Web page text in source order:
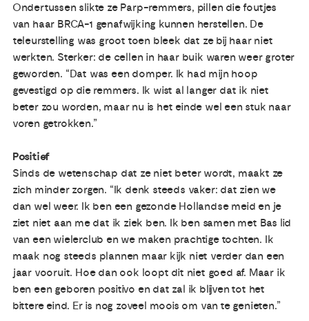
Ondertussen slikte ze Parp-remmers, pillen die foutjes
van haar BRCA-1 genafwijking kunnen herstellen. De
teleurstelling was groot toen bleek dat ze bij haar niet
werkten. Sterker: de cellen in haar buik waren weer groter
geworden. “Dat was een domper. Ik had mijn hoop
gevestigd op die remmers. Ik wist al langer dat ik niet
beter zou worden, maar nu is het einde wel een stuk naar
voren getrokken.”
Positief
Sinds de wetenschap dat ze niet beter wordt, maakt ze
zich minder zorgen. “Ik denk steeds vaker: dat zien we
dan wel weer. Ik ben een gezonde Hollandse meid en je
ziet niet aan me dat ik ziek ben. Ik ben samen met Bas lid
van een wielerclub en we maken prachtige tochten. Ik
maak nog steeds plannen maar kijk niet verder dan een
jaar vooruit. Hoe dan ook loopt dit niet goed af. Maar ik
ben een geboren positivo en dat zal ik blijven tot het
bittere eind. Er is nog zoveel moois om van te genieten.”